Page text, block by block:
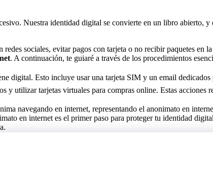
Nuestra identidad digital se convierte en un libro abierto, y
sociales, evitar pagos con tarjeta o no recibir paquetes en
. A continuación, te guiaré a través de los procedimientos
digital. Esto incluye usar una tarjeta SIM y un email
y utilizar tarjetas virtuales para compras online. Estas
en internet es el primer paso para proteger tu identidad digital